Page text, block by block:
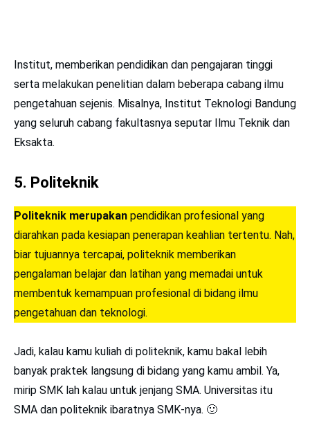
Institut, memberikan pendidikan dan pengajaran tinggi
serta melakukan penelitian dalam beberapa cabang ilmu
pengetahuan sejenis. Misalnya, Institut Teknologi Bandung
yang seluruh cabang fakultasnya seputar Ilmu Teknik dan
Eksakta.
5. Politeknik
Politeknik merupakan pendidikan profesional yang
diarahkan pada kesiapan penerapan keahlian tertentu. Nah,
biar tujuannya tercapai, politeknik memberikan
pengalaman belajar dan latihan yang memadai untuk
membentuk kemampuan profesional di bidang ilmu
pengetahuan dan teknologi.
Jadi, kalau kamu kuliah di politeknik, kamu bakal lebih
banyak praktek langsung di bidang yang kamu ambil. Ya,
mirip SMK lah kalau untuk jenjang SMA. Universitas itu
SMA dan politeknik ibaratnya SMK-nya. 🙂